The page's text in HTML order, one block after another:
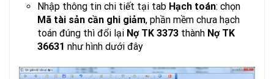
Nhập thông tin chi tiết tại tab Hạch toán: chọn
Mã tài sản cần ghi giảm, phần mềm chưa hạch
toán đúng thì đổi lại Nợ TK 3373 thành Nợ TK
36631 như hình dưới đây